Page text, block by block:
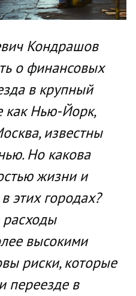
Кондрашов
о финансовых
в крупный
как Нью-Йорк,
известны
Но какова
жизни и
этих городах?
высокими
риски, которые
переезде в